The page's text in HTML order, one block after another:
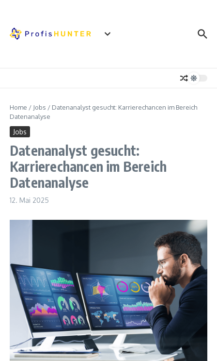
Home / Jobs / Datenanalyst gesucht: Karrierechancen im Bereich
Datenanalyse
Jobs
Datenanalyst gesucht:
Karrierechancen im Bereich
Datenanalyse
12. Mai 2025